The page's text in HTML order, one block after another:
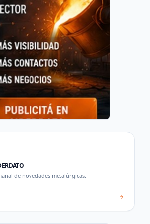
de novedades metalúrgicas.